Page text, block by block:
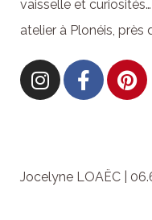
vaisselle et
atelier à Plonéis, près
Jocelyne LOAËC |